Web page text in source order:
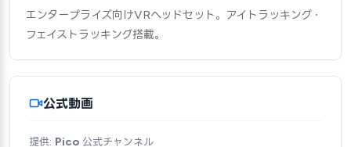
エンタープライズ向けVRヘッドセット。アイトラッキング・
フェイストラッキング搭載。
公式動画
提供: Pico 公式チャンネル